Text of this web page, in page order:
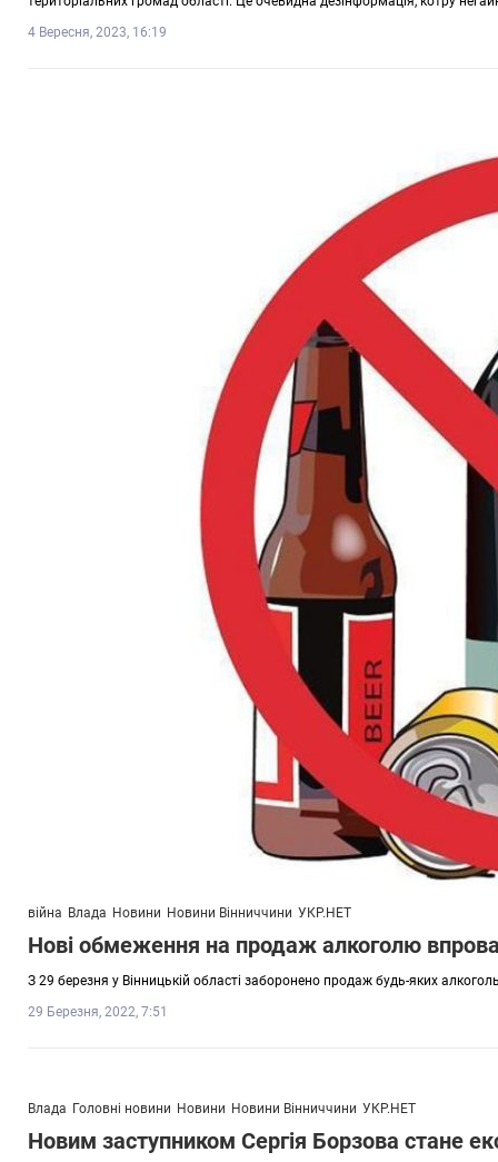
4 Вересня, 2023, 16:19
війна Влада Новини Новини Вінниччини УКР.НЕТ
Нові обмеження на продаж алкоголю
З 29 березня у Вінницькій області заборонено продаж будь-яких
29 Березня, 2022, 7:51
Влада Головні новини Новини Новини Вінниччини УКР.НЕТ
Новим заступником Сергія Борзова стане